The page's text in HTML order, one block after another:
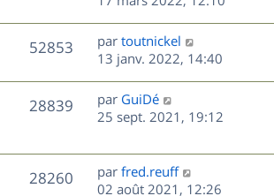
g
e
e
s
s
e
e
r
m
s
a
e
u
s
n
i
r
m
e
s
a
52853V
u
e
D
e
i
e
e
par toutnickel
13 janv. 2022, 14:40
28839V
D
e
n
i
e
par GuiDé
25 sept. 2021, 19:12
28260V
D
e
par fred.reuff
02 août 2021, 12:26